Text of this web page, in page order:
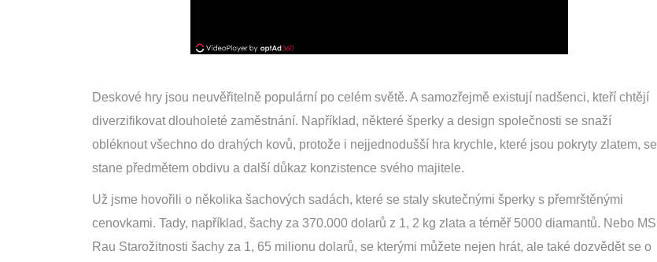
Deskové hry jsou neuvěřitelně populární po celém světě. A samozřejmě existují nadšenci, kteří chtějí
diverzifikovat dlouholeté zaměstnání. Například, některé šperky a design společnosti se snaží
obléknout všechno do drahých kovů, protože i nejjednodušší hra krychle, které jsou pokryty zlatem, se
stane předmětem obdivu a další důkaz konzistence svého majitele.
Už jsme hovořili o několika šachových sadách, které se staly skutečnými šperky s přemrštěnými
cenovkami. Tady, například, šachy za 370.000 dolarů z 1, 2 kg zlata a téměř 5000 diamantů. Nebo MS
Rau Starožitnosti šachy za 1, 65 milionu dolarů, se kterými můžete nejen hrát, ale také dozvědět se o